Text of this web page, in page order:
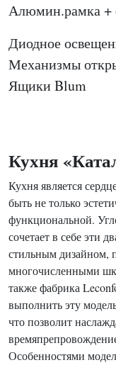
Алюмин.рамка +
Диодное
Механизмы
Ящики Blum
Кухня
Кухня является
быть не только
функциональной.
сочетает в себе эти
стильным дизайном,
многочисленными
также фабрика
выполнить эту
что позволит
Особенностями